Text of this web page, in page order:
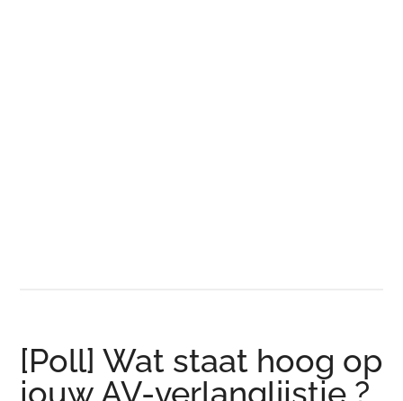
[Poll] Wat staat hoog op
jouw AV-verlanglijstje ?